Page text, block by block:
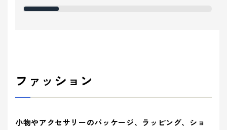
ファッション
小物やアクセサリーのパッケージ、ラッピング、ショ